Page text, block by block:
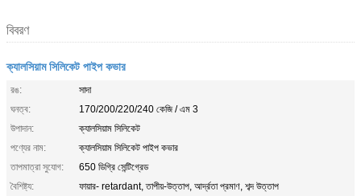
বিবরণ
ক্যালসিয়াম সিলিকেট পাইপ কভার
রঙ:
সাদা
ঘনত্ব:
170/200/220/240 কেজি / এম 3
উপাদান:
ক্যালসিয়াম সিলিকেট
পণ্যের নাম:
ক্যালসিয়াম সিলিকেট পাইপ কভার
তাপমাত্রা সুযোগ:
650 ডিগ্রি সেন্টিগ্রেড
বৈশিষ্ট্য:
ফায়ার- retardant, তাপীয়-উত্তাপ, আর্দ্রতা প্রমাণ, শব্দ উত্তাপ